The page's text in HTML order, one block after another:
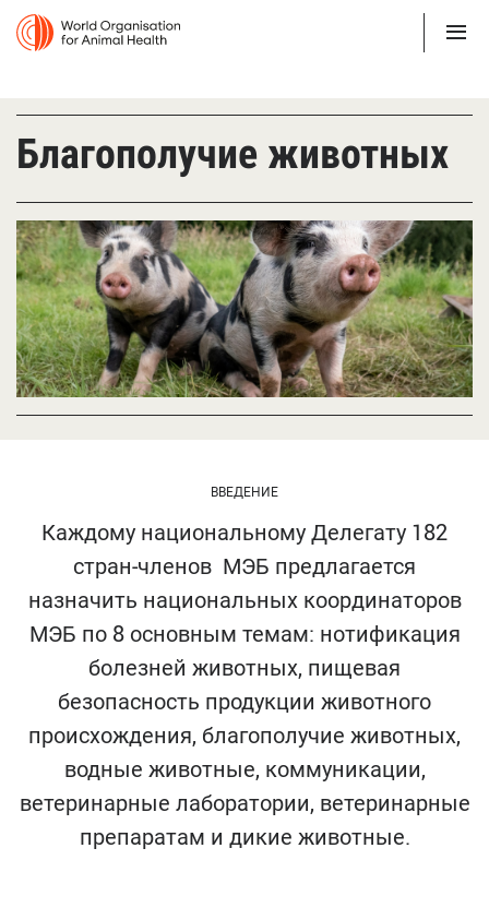
Благополучие животных
ВВЕДЕНИЕ
Каждому национальному Делегату 182
стран-членов МЭБ предлагается
назначить национальных координаторов
МЭБ по 8 основным темам: нотификация
болезней животных, пищевая
безопасность продукции животного
происхождения, благополучие животных,
водные животные, коммуникации,
ветеринарные лаборатории, ветеринарные
препаратам и дикие животные.